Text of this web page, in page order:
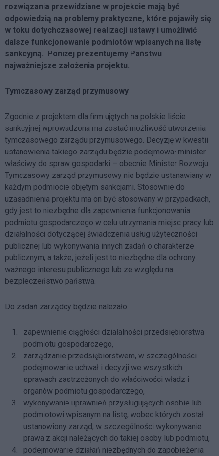
rozwiązania przewidziane w projekcie mają być
odpowiedzią na problemy praktyczne, które pojawiły się
w toku dotychczasowej realizacji ustawy i umożliwić
dalsze funkcjonowanie podmiotów wpisanych na listę
sankcyjną. Poniżej prezentujemy Państwu
najważniejsze założenia projektu.
Tymczasowy zarząd przymusowy
Zgodnie z projektem dla firm ujętych na polskie liście
sankcyjnej wprowadzona ma zostać możliwość utworzenia
tymczasowego zarządu przymusowego. Decyzję w kwestii
ustanowienia takiego zarządu będzie podejmował minister
właściwy do spraw gospodarki – obecnie Minister Rozwoju.
Tymczasowy zarząd przymusowy nie będzie ustanawiany w
każdym podmiocie objętym sankcjami. Stosownie do
uzasadnienia projektu ma on być stosowany w przypadkach,
gdy jest to niezbędne dla zapewnienia funkcjonowania
podmiotu gospodarczego w celu utrzymania miejsc pracy lub
działalności dotyczącej świadczenia usług użyteczności
publicznej lub wykonywania innych zadań o charakterze
publicznym, a także, jeżeli jest to niezbędne dla ochrony
ważnego interesu publicznego lub ze względu na
bezpieczeństwo państwa.
Do zadań zarządcy będzie należało:
zapewnienie ciągłości działalności przedsiębiorstwa
podmiotu gospodarczego,
zarządzanie przedsiębiorstwem, w szczególności
podejmowanie uchwał i decyzji we wszystkich
sprawach zastrzeżonych do właściwości władz i
organów podmiotu gospodarczego,
wykonywanie uprawnień przysługujących osobie lub
podmiotowi wpisanym na listę, wobec których został
ustanowiony zarząd, w szczególności wykonywanie
prawa z akcji należących do takiej osoby lub podmiotu,
podejmowanie działań niezbędnych do zapobieżenia